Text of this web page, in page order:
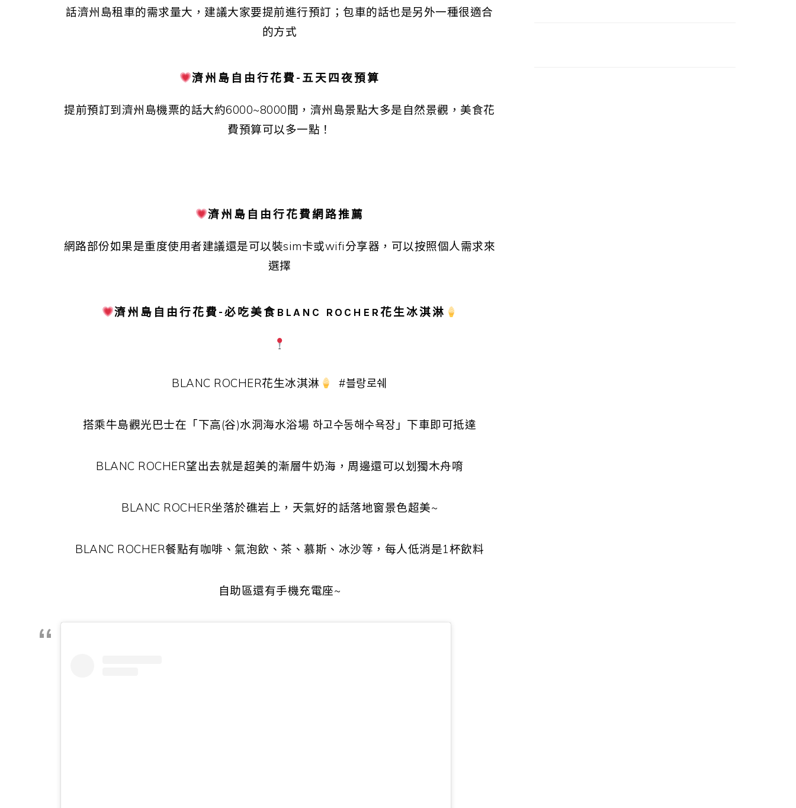
話濟州島租車的需求量大，建議大家要提前進行預訂；包車的話也是另外一種很適合
的方式
濟州島自由行花費-五天四夜預算
提前預訂到濟州島機票的話大約6000~8000間，濟州島景點大多是自然景觀，美食花
費預算可以多一點！
濟州島自由行花費網路推薦
網路部份如果是重度使用者建議還是可以裝sim卡或wifi分享器，可以按照個人需求來
選擇
濟州島自由行花費-必吃美食 BLANC ROCHER花生冰淇淋
BLANC ROCHER花生冰淇淋 #블랑로쉐
搭乘牛島觀光巴士在「下高(谷)水洞海水浴場 하고수동해수욕장」下車即可抵達
BLANC ROCHER望出去就是超美的漸層牛奶海，周邊還可以划獨木舟唷
BLANC ROCHER坐落於礁岩上，天氣好的話落地窗景色超美~
BLANC ROCHER餐點有咖啡、氣泡飲、茶、慕斯、冰沙等，每人低消是1杯飲料
自助區還有手機充電座~